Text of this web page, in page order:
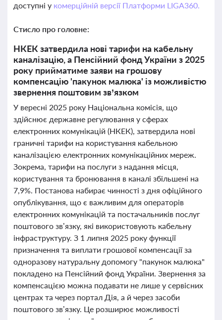
доступні у комерційній версії Платформи LIGA360.
Стисло про головне:
НКЕК затвердила нові тарифи на кабельну
каналізацію, а Пенсійний фонд України з 2025
року прийматиме заяви на грошову
компенсацію 'пакунок малюка' із можливістю
звернення поштовим зв’язком
У вересні 2025 року Національна комісія, що
здійснює державне регулювання у сферах
електронних комунікацій (НКЕК), затвердила нові
граничні тарифи на користування кабельною
каналізацією електронних комунікаційних мереж.
Зокрема, тарифи на послуги з надання місця,
користування та бронювання в каналі збільшені на
7,9%. Постанова набирає чинності з дня офіційного
опублікування, що є важливим для операторів
електронних комунікацій та постачальників послуг
поштового зв’язку, які використовують кабельну
інфраструктуру. З 1 липня 2025 року функції
призначення та виплати грошової компенсації за
одноразову натуральну допомогу "пакунок малюка"
покладено на Пенсійний фонд України. Звернення за
компенсацією можна подавати не лише у сервісних
центрах та через портал Дія, а й через засоби
поштового зв’язку. Це розширює можливості